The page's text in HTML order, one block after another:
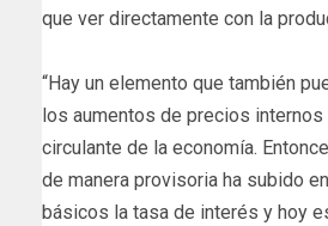
que ver directamente con la
“Hay un elemento que también
los aumentos de precios
circulante de la economía.
de manera provisoria ha subido
básicos la tasa de interés y hoy